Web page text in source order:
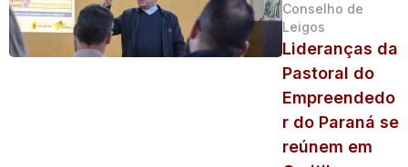
Conselho de
Leigos
Lideranças da
Pastoral do
Empreendedo
r do Paraná se
reúnem em